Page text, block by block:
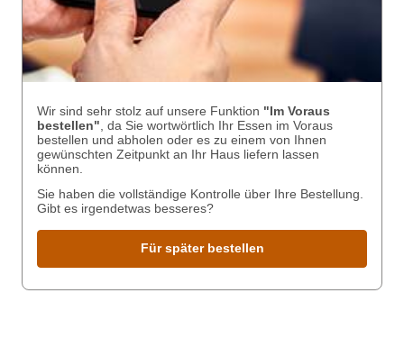
Wir sind sehr stolz auf unsere Funktion "Im Voraus
bestellen" , da Sie wortwörtlich Ihr Essen im Voraus
bestellen und abholen oder es zu einem von Ihnen
gewünschten Zeitpunkt an Ihr Haus liefern lassen
können.
Sie haben die vollständige Kontrolle über Ihre Bestellung.
Gibt es irgendetwas besseres?
Für später bestellen